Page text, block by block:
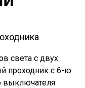
света с двух
проходник с 6-ю
выключателя